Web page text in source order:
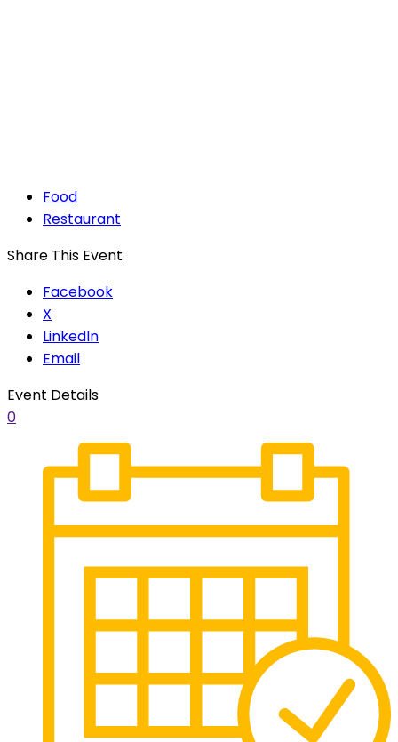
Food
Restaurant
Share This Event
Facebook
X
LinkedIn
Email
Event Details
0